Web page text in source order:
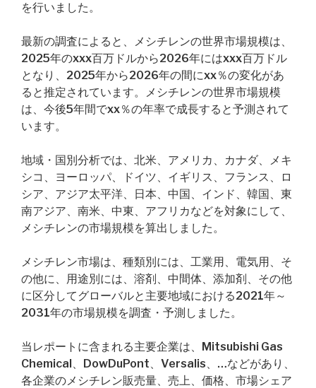
を行いました。
最新の調査によると、メシチレンの世界市場規模は、
2025年のxxx百万ドルから2026年にはxxx百万ドル
となり、2025年から2026年の間にxx％の変化があ
ると推定されています。メシチレンの世界市場規模
は、今後5年間でxx％の年率で成長すると予測されて
います。
地域・国別分析では、北米、アメリカ、カナダ、メキ
シコ、ヨーロッパ、ドイツ、イギリス、フランス、ロ
シア、アジア太平洋、日本、中国、インド、韓国、東
南アジア、南米、中東、アフリカなどを対象にして、
メシチレンの市場規模を算出しました。
メシチレン市場は、種類別には、工業用、電気用、そ
の他に、用途別には、溶剤、中間体、添加剤、その他
に区分してグローバルと主要地域における2021年～
2031年の市場規模を調査・予測しました。
当レポートに含まれる主要企業は、Mitsubishi Gas
Chemical、DowDuPont、Versalis、…などがあり、
各企業のメシチレン販売量、売上、価格、市場シェア